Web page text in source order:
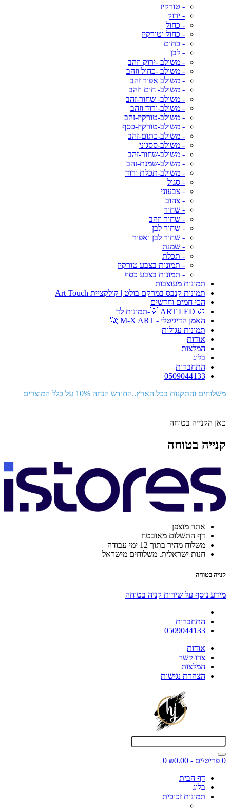
- טורקיז
- ירוק
- כחול
- כחול וטורקיז
- כתום
- לבן
- משולב -ירוק וזהב
- משולב -כחול וזהב
- משולב אפור זהב
- משולב- חום וזהב
- משולב- שחור-זהב
- משולב-ורוד וזהב
- משולב-טורקיז-זהב
- משולב-טורקיז-כסף
- משולב-כתום-זהב
- משולב-ססגוני
- משולב-שחור-זהב
- משולב-שמנת-זהב
- משולב-תכלת ורוד
- סגול
- צבעוני
- צהוב
- שחור
- שחור וזהב
- שחור לבן
- שחור לבן ואפור
- שמנת
- תכלת
- תמונות בצבע טורקיז
- תמונות בצבע כסף
תמונות מעוצבות
תמונות קנבס במרקם בולט | קולקציית Art Touch
הכי חמים וחדשים
🎨 ART LED 💡-תמונות לד
האמן הדיגיטלי - M-X ART 🚀
תמונות עגולות
אודות
המלצות
בלוג
התחברות
0509044133
משלוחים והתקנות בכל הארץ..החודש הנחה 10% על כלל המוצרים
כאן הקנייה בטוחה
קנייה בטוחה
אתר מוצפן
דף התשלום מאובטח
משלוח מהיר בתוך 12 ימי עבודה
חנות ישראלית. משלוחים מישראל
קנייה בטוחה
מידע נוסף על שירות קניה בטוחה
התחברות
0509044133
אודות
צרו קשר
המלצות
הצהרת נגישות
0 פריט\ים - ₪0.00
0
דף הבית
בלוג
תמונות זכוכית